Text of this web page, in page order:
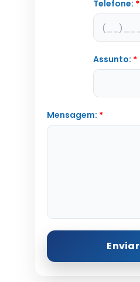
Telefone: *
Assunto: *
Mensagem: *
Enviar